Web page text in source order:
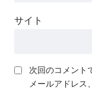
サイト
次回のコメント
メールアドレス